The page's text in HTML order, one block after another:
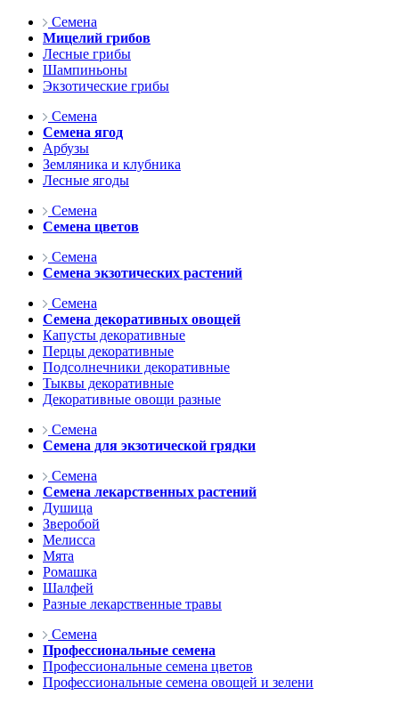
Семена
Мицелий грибов
Лесные грибы
Шампиньоны
Экзотические грибы
Семена
Семена ягод
Арбузы
Земляника и клубника
Лесные ягоды
Семена
Семена цветов
Семена
Семена экзотических растений
Семена
Семена декоративных овощей
Капусты декоративные
Перцы декоративные
Подсолнечники декоративные
Тыквы декоративные
Декоративные овощи разные
Семена
Семена для экзотической грядки
Семена
Семена лекарственных растений
Душица
Зверобой
Мелисса
Мята
Ромашка
Шалфей
Разные лекарственные травы
Семена
Профессиональные семена
Профессиональные семена цветов
Профессиональные семена овощей и зелени